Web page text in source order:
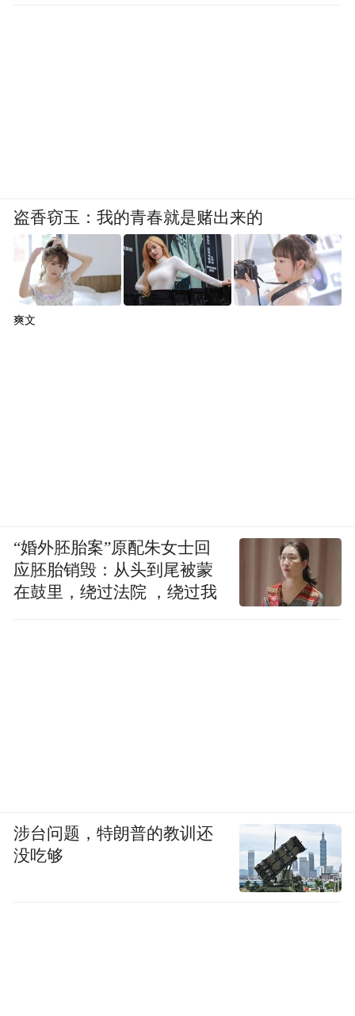
盗香窃玉：我的青春就是赌出来的
爽文
“婚外胚胎案”原配朱女士回
应胚胎销毁：从头到尾被蒙
在鼓里，绕过法院 ，绕过我
涉台问题，特朗普的教训还
没吃够